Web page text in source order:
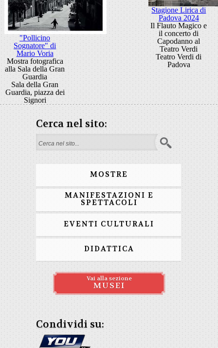
"Pollicino
Sognatore" di
Mario Voria
Mostra fotografica
alla Sala della Gran
Guardia
Sala della Gran
Guardia, piazza dei
Signori
Stagione Lirica di
Padova 2024
Il Flauto Magico e
il concerto di
Capodanno al
Teatro Verdi
Teatro Verdi di
Padova
Cerca nel sito:
Search form
MOSTRE
MANIFESTAZIONI E
SPETTACOLI
EVENTI CULTURALI
DIDATTICA
Vai alla sezione
MUSEI
Condividi su: